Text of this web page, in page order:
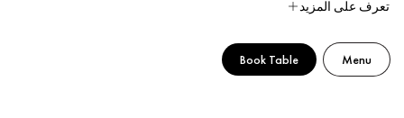
تعرف على المزيد
Menu
Book Table